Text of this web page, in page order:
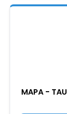
MAPA -